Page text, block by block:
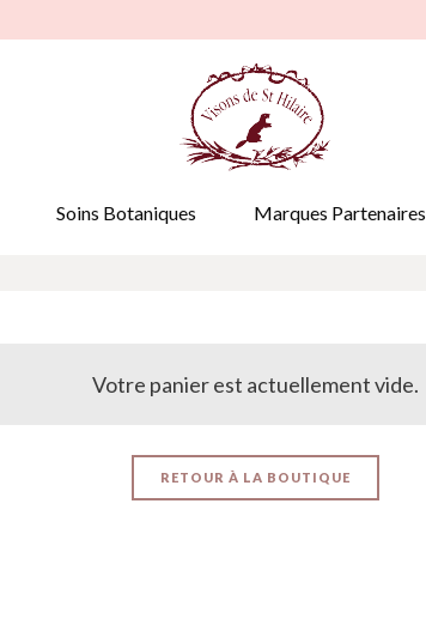
Soins Botaniques Marques Partenaires
Votre panier est actuellement vide.
RETOUR À LA BOUTIQUE